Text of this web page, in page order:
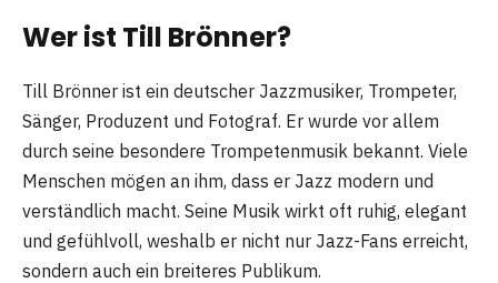
Wer ist Till Brönner?
Till Brönner ist ein deutscher Jazzmusiker, Trompeter,
Sänger, Produzent und Fotograf. Er wurde vor allem
durch seine besondere Trompetenmusik bekannt. Viele
Menschen mögen an ihm, dass er Jazz modern und
verständlich macht. Seine Musik wirkt oft ruhig, elegant
und gefühlvoll, weshalb er nicht nur Jazz-Fans erreicht,
sondern auch ein breiteres Publikum.